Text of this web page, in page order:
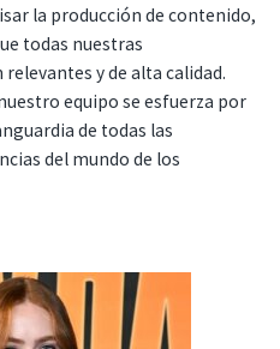
la producción de contenido,
todas nuestras
y de alta calidad.
equipo se esfuerza por
de todas las
del mundo de los